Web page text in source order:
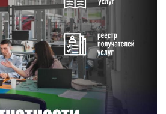
проект